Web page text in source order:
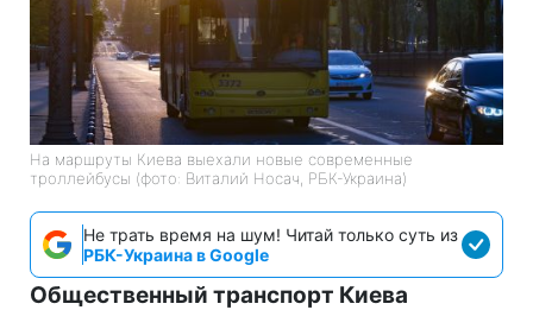
На маршруты Киева выехали новые современные
троллейбусы (фото: Виталий Носач, РБК-Украина)
Не трать время на шум! Читай только суть из
РБК-Украина в Google
Общественный транспорт Киева